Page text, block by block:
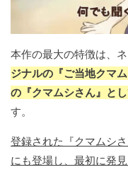
本作の最大の特徴は、
ジナルの『ご当地クマ
の『クマムシさん』と
す。
登録された『クマムシ
にも登場し、最初に発